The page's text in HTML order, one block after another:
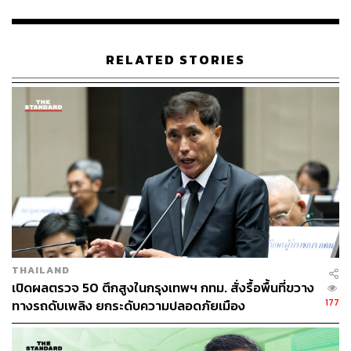
คอร์รัปชันอย่างไร อนุชา กล่าวว่า เรื่องนี้เป็นหนึ่งในนโยบาย
ของเรา คือ ทุกอย่างต้องตรวจสอบได้ แต่ตอนนี้หากไม่พูดถึง
ก็ไม่ได้ เพราะมีข้าราชการ กทม. หลายคนส่งสัญญาณมาถึง
“จะบอกว่าไม่มีเลยก็คงเป็นไปไม่ได้ ตามที่หลายคนพูดกันมา
คำพูดที่เข้าใจง่ายคือ ‘ถ้าหัวไม่ส่าย หางก็ไม่กระดิก’ เขาบอก
เองว่า กทม. มีเรื่องแบบนี้เกิดขึ้น แต่การหาใบเสร็จเป็นไปไม่
ได้อยู่แล้ว เพราะผู้ที่หาประโยชน์และผู้สมประโยชน์ต่างมีวิธี
หลีกเลี่ยง เรื่องใบเสร็จจึงเป็นไปไม่ได้ที่จะหาได้ เพียงแต่ผู้
บริหาร ซึ่งตอนนี้หมดวาระไปแล้ว จะออกมาพูดความจริงเมื่อ
ไหร่ เพราะทุกคนก็เห็นกันอยู่ว่าเป็นอย่างไร”
“จริง ๆ คน กทม. เขารู้กันหมดว่า ผู้ว่าฯ ที่เป็นอิสระจริงหรือไม่
หรือเป็นทีมเดียวกัน ไม่อยากพูดอะไรมากไปกว่านี้ เพราะ
RELATED STORIES
THAILAND
เปิดผลตรวจ 50 ตึกสูงในกรุงเทพฯ กทม. สั่งรื้อพื้นที่ขวาง
ทางรถดับเพลิง ยกระดับความปลอดภัยเมือง
177